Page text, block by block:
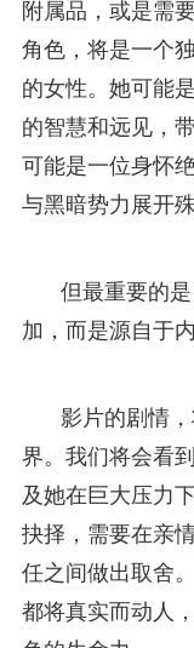
附属品，或是需
角色，将是一个
的女性。她可能
的智慧和远见，
可能是一位身怀
与黑暗势力展开殊
但最重要的
加，而是源自于
影片的剧情
界。我们将会看
及她在巨大压力
抉择，需要在亲
任之间做出取舍
都将真实而动人